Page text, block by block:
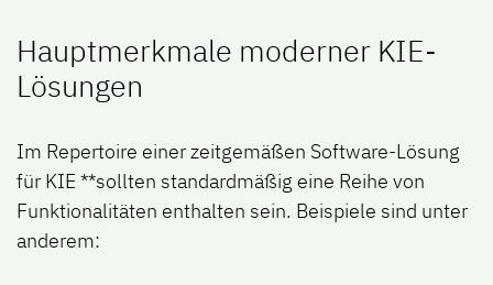
Hauptmerkmale moderner KIE-
Lösungen
Im Repertoire einer zeitgemäßen Software-Lösung
für KIE **sollten standardmäßig eine Reihe von
Funktionalitäten enthalten sein. Beispiele sind unter
anderem: